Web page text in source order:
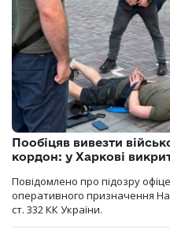
Пообіцяв вивезти
кордон: у Харкові
Повідомлено про підозру
оперативного призначення
ст. 332 КК України.